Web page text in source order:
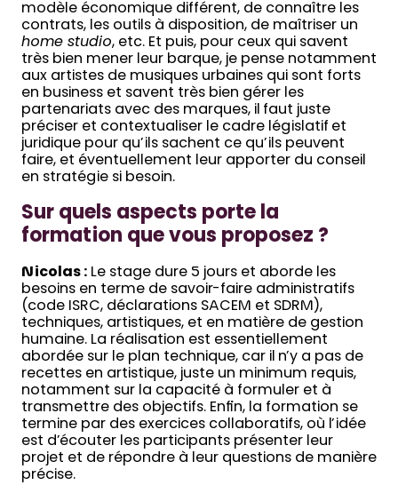
modèle économique différent, de connaître les
contrats, les outils à disposition, de maîtriser un
home studio, etc. Et puis, pour ceux qui savent
très bien mener leur barque, je pense notamment
aux artistes de musiques urbaines qui sont forts
en business et savent très bien gérer les
partenariats avec des marques, il faut juste
préciser et contextualiser le cadre législatif et
juridique pour qu’ils sachent ce qu’ils peuvent
faire, et éventuellement leur apporter du conseil
en stratégie si besoin.
Sur quels aspects porte la
formation que vous proposez ?
Nicolas : Le stage dure 5 jours et aborde les
besoins en terme de savoir-faire administratifs
(code ISRC, déclarations SACEM et SDRM),
techniques, artistiques, et en matière de gestion
humaine. La réalisation est essentiellement
abordée sur le plan technique, car il n’y a pas de
recettes en artistique, juste un minimum requis,
notamment sur la capacité à formuler et à
transmettre des objectifs. Enfin, la formation se
termine par des exercices collaboratifs, où l’idée
est d’écouter les participants présenter leur
projet et de répondre à leur questions de manière
précise.